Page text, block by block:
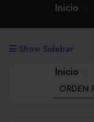
Inicio
Show Sidebar
Inicio